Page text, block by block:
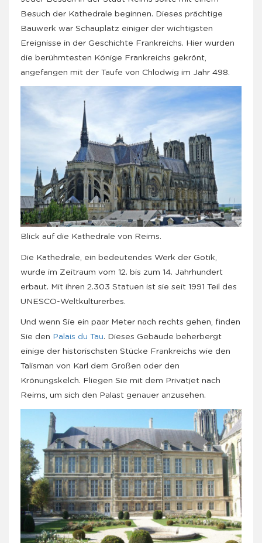
Besuch der Kathedrale beginnen. Dieses prächtige
Bauwerk war Schauplatz einiger der wichtigsten
Ereignisse in der Geschichte Frankreichs. Hier wurden
die berühmtesten Könige Frankreichs gekrönt,
angefangen mit der Taufe von Chlodwig im Jahr 498.
Blick auf die Kathedrale von Reims.
Die Kathedrale, ein bedeutendes Werk der Gotik,
wurde im Zeitraum vom 12. bis zum 14. Jahrhundert
erbaut. Mit ihren 2.303 Statuen ist sie seit 1991 Teil des
UNESCO-Weltkulturerbes.
Und wenn Sie ein paar Meter nach rechts gehen, finden
Sie den Palais du Tau. Dieses Gebäude beherbergt
einige der historischsten Stücke Frankreichs wie den
Talisman von Karl dem Großen oder den
Krönungskelch. Fliegen Sie mit dem Privatjet nach
Reims, um sich den Palast genauer anzusehen.